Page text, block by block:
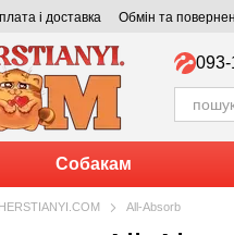
контенту
Оплата і доставка Обмін та
Собакам
All-Absorb